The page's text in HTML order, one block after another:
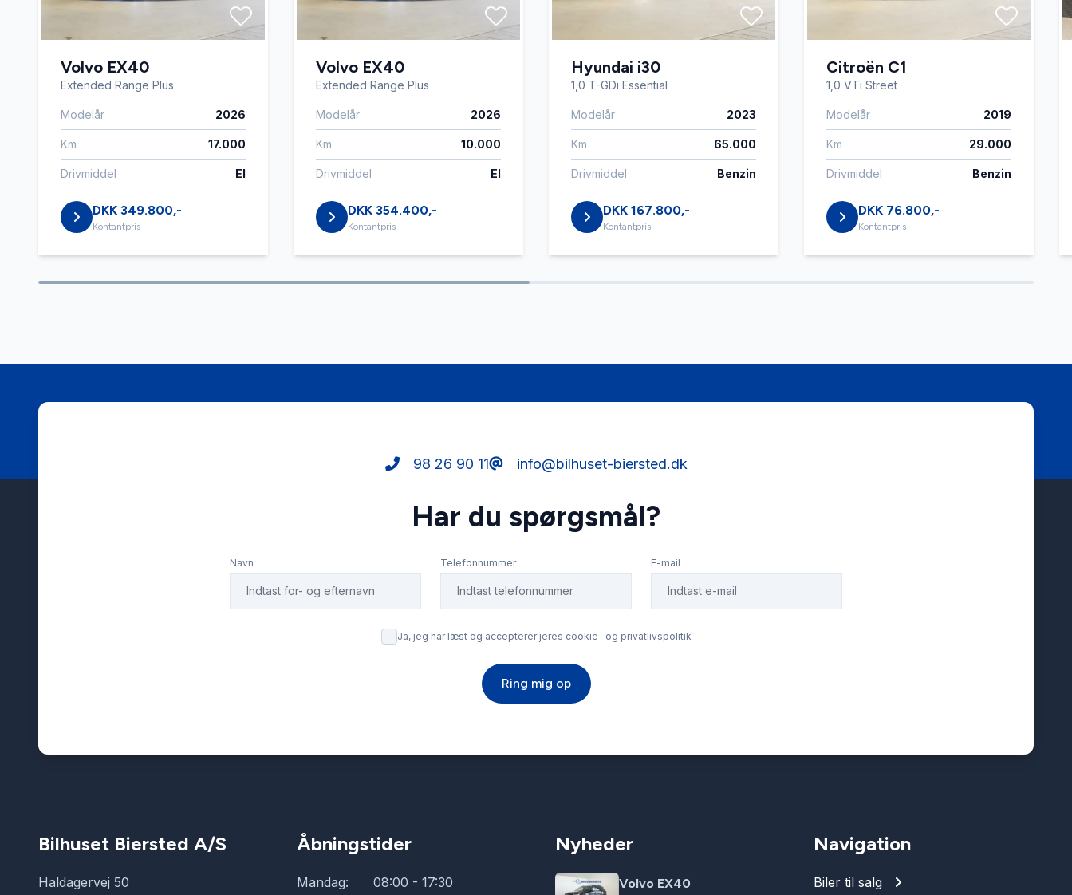
Volvo EX40
Extended Range Plus
Modelår 2026
Km 17.000
Drivmiddel El
DKK 349.800,-
Kontantpris
Volvo EX40
Extended Range Plus
Modelår 2026
Km 10.000
Drivmiddel El
DKK 354.400,-
Kontantpris
Hyundai i30
1,0 T-GDi Essential
Modelår 2023
Km 65.000
Drivmiddel Benzin
DKK 167.800,-
Kontantpris
Citroën C1
1,0 VTi Street
Modelår 2019
Km 29.000
Drivmiddel Benzin
DKK 76.800,-
Kontantpris
98 26 90 11 info@bilhuset-biersted.dk
Har du spørgsmål?
Navn Telefonnummer E-mail
Ja, jeg har læst og accepterer jeres cookie- og privatlivspolitik
Ring mig op
Bilhuset Biersted A/S
Haldagervej 50
Åbningstider
Mandag:
08:00 - 17:30
Nyheder
Volvo EX40
Navigation
Biler til salg